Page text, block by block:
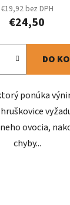
€19,92 bez DPH
€24,50
DO
ponúka
ovocia,
chyby...